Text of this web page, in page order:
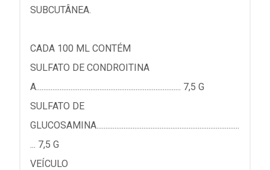
SUBCUTÂNEA.
CADA 100 ML CONTÉM
SULFATO DE CONDROITINA
A................................................................................ 7,5 G
SULFATO DE
GLUCOSAMINA...............................................................................
... 7,5 G
VEÍCULO